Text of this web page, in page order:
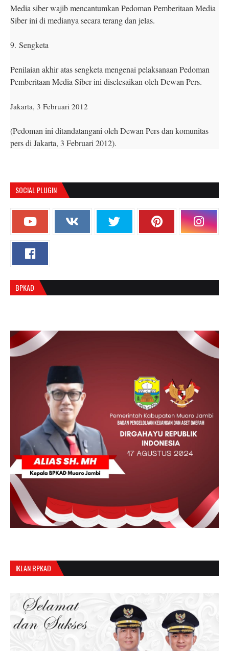
Media siber wajib mencantumkan Pedoman Pemberitaan Media
Siber ini di medianya secara terang dan jelas.
9. Sengketa
Penilaian akhir atas sengketa mengenai pelaksanaan Pedoman
Pemberitaan Media Siber ini diselesaikan oleh Dewan Pers.
Jakarta, 3 Februari 2012
(Pedoman ini ditandatangani oleh Dewan Pers dan komunitas
pers di Jakarta, 3 Februari 2012).
SOCIAL PLUGIN
BPKAD
IKLAN BPKAD